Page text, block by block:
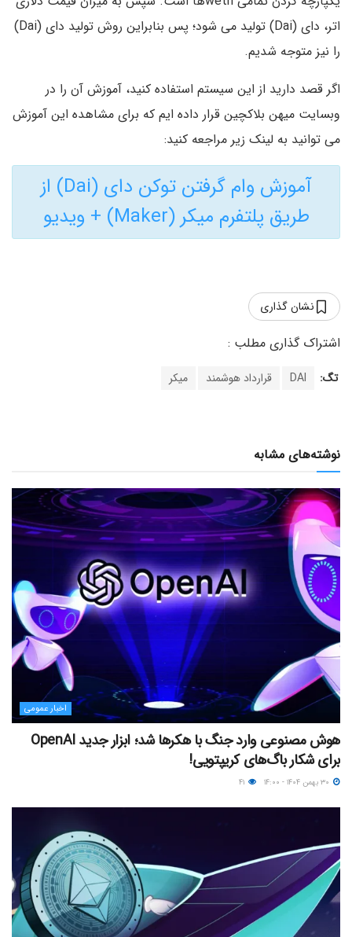
اتر، دای (Dai) تولید می شود؛ پس بنابراین روش تولید دای (Dai)
را نیز متوجه شدیم.
اگر قصد دارید از این سیستم استفاده کنید، آموزش آن را در
وبسایت میهن بلاکچین قرار داده ایم که برای مشاهده این آموزش
می توانید به لینک زیر مراجعه کنید:
آموزش وام گرفتن توکن دای (Dai) از
طریق پلتفرم میکر (Maker) + ویدیو
نشان گذاری
تگ: DAI قرارداد هوشمند میکر
نوشته‌های مشابه
اخبار عمومی
هوش مصنوعی وارد جنگ با هکرها شد؛ ابزار جدید OpenAI
برای شکار باگ‌های کریپتویی!